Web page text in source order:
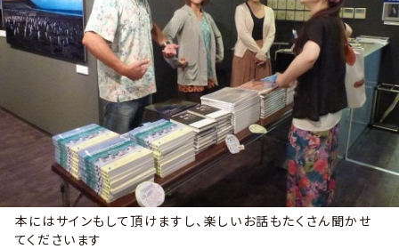
本にはサインもして頂けますし、楽しいお話もたくさん聞かせ
てくださいます